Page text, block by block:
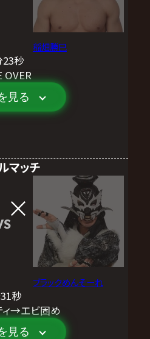
稲畑勝巳
23秒
OVER
見る
マッチ
ブラックめんそーれ
秒
ィ→エビ固め
見る